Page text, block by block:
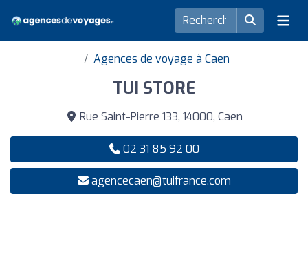
Agences de voyage à Caen
TUI STORE
Rue Saint-Pierre 133, 14000, Caen
02 31 85 92 00
agencecaen@tuifrance.com